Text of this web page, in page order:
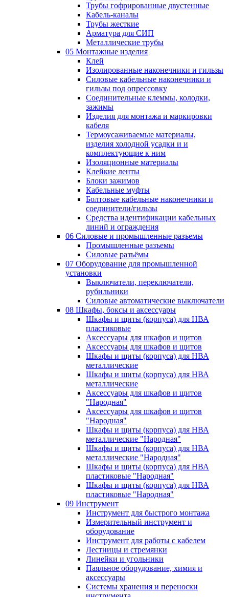
Трубы гофрированные двустенные
Кабель-каналы
Трубы жесткие
Арматура для СИП
Металлические трубы
05 Монтажные изделия
Клей
Изолированные наконечники и гильзы
Силовые кабельные наконечники и
гильзы под опрессовку
Соединительные клеммы, колодки,
зажимы
Изделия для монтажа и маркировки
кабеля
Термоусаживаемые материалы,
изделия холодной усадки и и
комплектующие к ним
Изоляционные материалы
Клейкие ленты
Блоки зажимов
Кабельные муфты
Болтовые кабельные наконечники и
соединители/гильзы
Средства идентификации кабельных
линий и ограждения
06 Силовые и промышленные разъемы
Промышленные разъемы
Силовые разъёмы
07 Оборудование для промышленной
установки
Выключатели, переключатели,
рубильники
Силовые автоматические выключатели
08 Шкафы, боксы и аксессуары
Шкафы и щиты (корпуса) для НВА
пластиковые
Аксессуары для шкафов и щитов
Аксессуары для шкафов и щитов
Шкафы и щиты (корпуса) для НВА
металлические
Шкафы и щиты (корпуса) для НВА
металлические
Аксессуары для шкафов и щитов
"Народная"
Аксессуары для шкафов и щитов
"Народная"
Шкафы и щиты (корпуса) для НВА
металлические "Народная"
Шкафы и щиты (корпуса) для НВА
металлические "Народная"
Шкафы и щиты (корпуса) для НВА
пластиковые "Народная"
Шкафы и щиты (корпуса) для НВА
пластиковые "Народная"
09 Инструмент
Инструмент для быстрого монтажа
Измерительный инструмент и
оборудование
Инструмент для работы с кабелем
Лестницы и стремянки
Линейки и угольники
Паяльное оборудование, химия и
аксессуары
Системы хранения и переноски